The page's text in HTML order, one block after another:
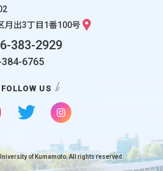
月出3丁目1番100号
383-2929
384-6765
FOLLOW US
of Kumamoto. All rights reserved.